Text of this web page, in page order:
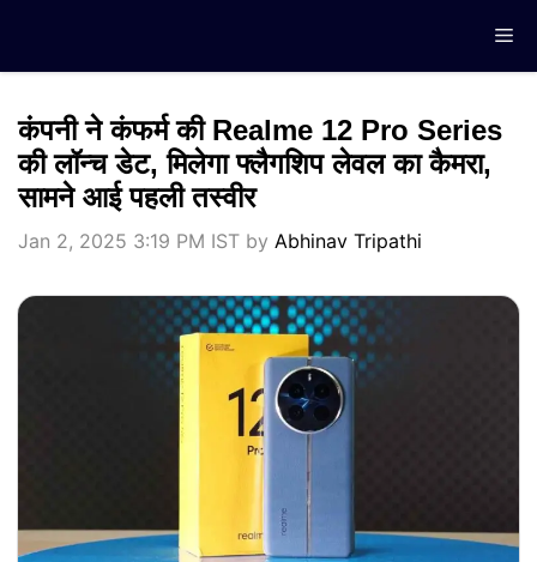
content
कंपनी ने कंफर्म की Realme 12 Pro Series
की लॉन्च डेट, मिलेगा फ्लैगशिप लेवल का कैमरा,
सामने आई पहली तस्वीर
Jan 2, 2025 3:19 PM IST by Abhinav Tripathi